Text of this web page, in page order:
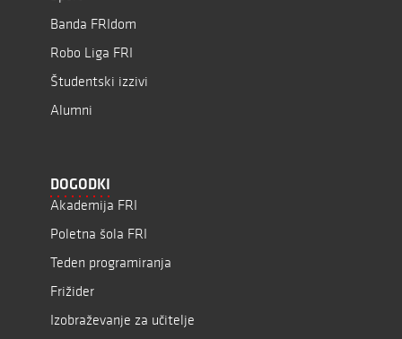
Banda FRIdom
Robo Liga FRI
Študentski izzivi
Alumni
DOGODKI
Akademija FRI
Poletna šola FRI
Teden programiranja
Frižider
Izobraževanje za učitelje